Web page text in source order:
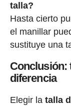
talla?
Hasta cierto
el manillar
sustituye una
Conclusión:
diferencia
Elegir la talla